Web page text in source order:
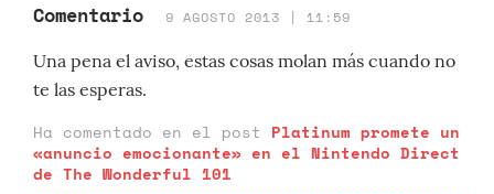
Comentario 9 AGOSTO 2013 | 11:59
Una pena el aviso, estas cosas molan más cuando no
te las esperas.
Ha comentado en el post Platinum promete un
«anuncio emocionante» en el Nintendo Direct
de The Wonderful 101